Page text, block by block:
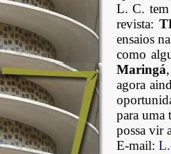
L. C. tem
revista:
ensaios
como
Maringá
agora
para uma
possa vir
E-mail: